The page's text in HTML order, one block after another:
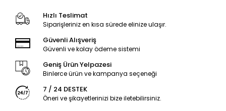
Hızlı Teslimat
Siparişleriniz en kısa sürede elinize ulaşır.
Güvenli Alışveriş
Güvenli ve kolay ödeme sistemi
Geniş Ürün Yelpazesi
Binlerce ürün ve kampanya seçeneği
7 / 24 DESTEK
Öneri ve şikayetlerinizi bize iletebilirsiniz.